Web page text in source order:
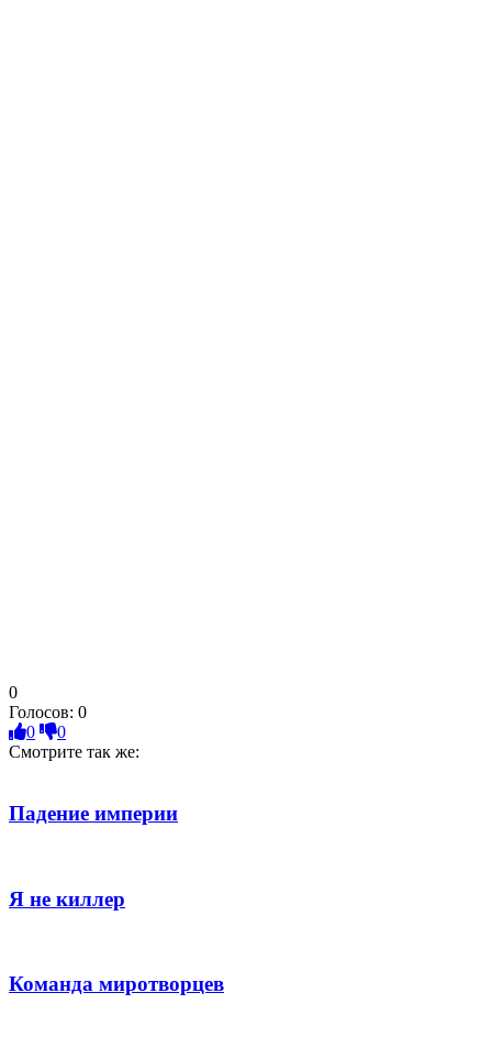
0
Голосов: 0
0
0
Смотрите так же:
Падение империи
Я не киллер
Команда миротворцев